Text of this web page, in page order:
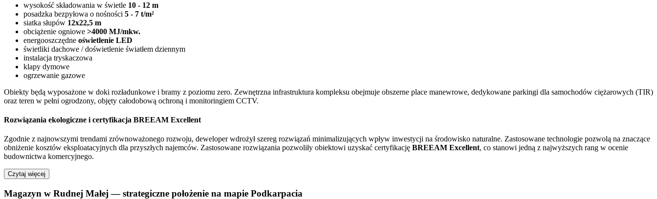
wysokość składowania w świetle 10 - 12 m
posadzka bezpyłowa o nośności 5 - 7 t/m²
siatka słupów 12x22,5 m
obciążenie ogniowe >4000 MJ/mkw.
energooszczędne oświetlenie LED
świetliki dachowe / doświetlenie światłem dziennym
instalacja tryskaczowa
klapy dymowe
ogrzewanie gazowe
Obiekty będą wyposażone w doki rozładunkowe i bramy z poziomu zero. Zewnętrzna infrastruktura kompleksu obejmuje obszerne place manewrowe, dedykowane parkingi dla samochodów ciężarowych (TIR)
oraz teren w pełni ogrodzony, objęty całodobową ochroną i monitoringiem CCTV.
Rozwiązania ekologiczne i certyfikacja BREEAM Excellent
Zgodnie z najnowszymi trendami zrównoważonego rozwoju, deweloper wdrożył szereg rozwiązań minimalizujących wpływ inwestycji na środowisko naturalne. Zastosowane technologie pozwolą na znaczące
obniżenie kosztów eksploatacyjnych dla przyszłych najemców. Zastosowane rozwiązania pozwoliły obiektowi uzyskać certyfikację BREEAM Excellent, co stanowi jedną z najwyższych rang w ocenie
budownictwa komercyjnego.
Czytaj więcej
Magazyn w Rudnej Małej — strategiczne położenie na mapie Podkarpacia